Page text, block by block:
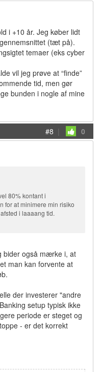
i +10 år. Jeg køber lidt
(tæt på).
temaer (eks cyber
vil jeg prøve at “finde”
tid, men gør
bunden i nogle af mine
#8 | 0
80% kontant i
for at minimere min risiko
i laaaang tid.
bider også mærke i, at
man kan forvente at
der investerer "andre
setup typisk ikke
periode er steget og
- er det korrekt